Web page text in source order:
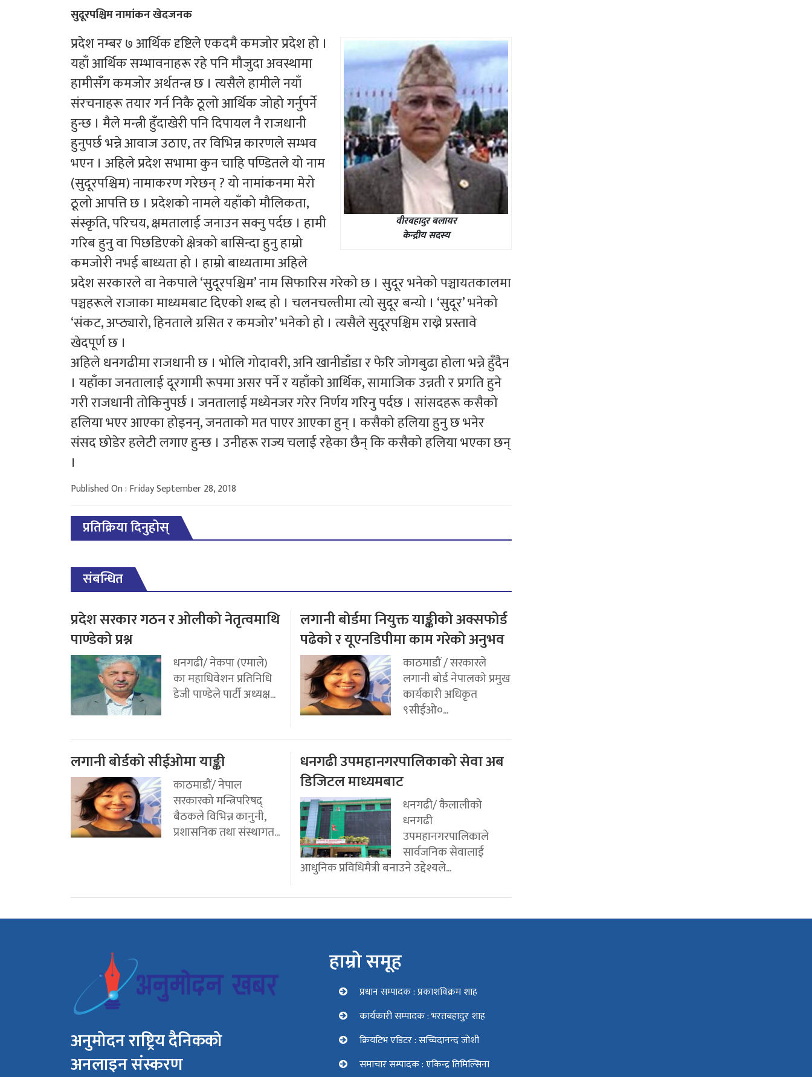
सुदूरपश्चिम नामांकन खेदजनक
वीरबहादुर बलायर
केन्द्रीय सदस्य
प्रदेश नम्बर ७ आर्थिक दृष्टिले एकदमै कमजोर प्रदेश हो ।
यहाँ आर्थिक सम्भावनाहरू रहे पनि मौजुदा अवस्थामा
हामीसँग कमजोर अर्थतन्त्र छ । त्यसैले हामीले नयाँ
संरचनाहरू तयार गर्न निकै ठूलो आर्थिक जोहो गर्नुपर्ने
हुन्छ । मैले मन्त्री हुँदाखेरी पनि दिपायल नै राजधानी
हुनुपर्छ भन्ने आवाज उठाए, तर विभिन्न कारणले सम्भव
भएन । अहिले प्रदेश सभामा कुन चाहि पण्डितले यो नाम
(सुदूरपश्चिम) नामाकरण गरेछन् ? यो नामांकनमा मेरो
ठूलो आपत्ति छ । प्रदेशको नामले यहाँको मौलिकता,
संस्कृति, परिचय, क्षमतालाई जनाउन सक्नु पर्दछ । हामी
गरिब हुनु वा पिछडिएको क्षेत्रको बासिन्दा हुनु हाम्रो
कमजोरी नभई बाध्यता हो । हाम्रो बाध्यतामा अहिले
प्रदेश सरकारले वा नेकपाले ‘सुदूरपश्चिम’ नाम सिफारिस गरेको छ । सुदूर भनेको पञ्चायतकालमा
पञ्चहरूले राजाका माध्यमबाट दिएको शब्द हो । चलनचल्तीमा त्यो सुदूर बन्यो । ‘सुदूर’ भनेको
‘संकट, अप्ठ्यारो, हिनताले ग्रसित र कमजोर’ भनेको हो । त्यसैले सुदूरपश्चिम राख्ने प्रस्तावे
खेदपूर्ण छ ।
अहिले धनगढीमा राजधानी छ । भोलि गोदावरी, अनि खानीडाँडा र फेरि जोगबुढा होला भन्ने हुँदैन
। यहाँका जनतालाई दूरगामी रूपमा असर पर्ने र यहाँको आर्थिक, सामाजिक उन्नती र प्रगति हुने
गरी राजधानी तोकिनुपर्छ । जनतालाई मध्येनजर गरेर निर्णय गरिनु पर्दछ । सांसदहरू कसैको
हलिया भएर आएका होइनन्, जनताको मत पाएर आएका हुन् । कसैको हलिया हुनु छ भनेर
संसद छोडेर हलेटी लगाए हुन्छ । उनीहरू राज्य चलाई रहेका छैन् कि कसैको हलिया भएका छन्
।
Published On : Friday September 28, 2018
प्रतिक्रिया दिनुहोस्
संबन्धित
प्रदेश सरकार गठन र ओलीको नेतृत्वमाथि
पाण्डेको प्रश्न
धनगढी/ नेकपा (एमाले)
का महाधिवेशन प्रतिनिधि
डेजी पाण्डेले पार्टी अध्यक्ष...
लगानी बोर्डमा नियुक्त याङ्कीको अक्सफोर्ड
पढेको र यूएनडिपीमा काम गरेको अनुभव
काठमाडौं / सरकारले
लगानी बोर्ड नेपालको प्रमुख
कार्यकारी अधिकृत
९सीईओ०...
लगानी बोर्डको सीईओमा याङ्की
काठमाडौं/ नेपाल
सरकारको मन्त्रिपरिषद्
बैठकले विभिन्न कानुनी,
प्रशासनिक तथा संस्थागत...
धनगढी उपमहानगरपालिकाको सेवा अब
डिजिटल माध्यमबाट
धनगढी/ कैलालीको
धनगढी
उपमहानगरपालिकाले
सार्वजनिक सेवालाई
आधुनिक प्रविधिमैत्री बनाउने उद्देश्यले...
अनुमोदन राष्ट्रिय दैनिकको
अनलाइन संस्करण
हाम्रो समूह
प्रधान सम्पादक : प्रकाशविक्रम शाह
कार्यकारी सम्पादक : भरतबहादुर शाह
क्रियटिभ एडिटर : सच्चिदानन्द जोशी
समाचार सम्पादक : एकिन्द्र तिमिल्सिना